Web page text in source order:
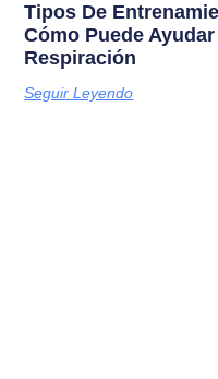
Tipos De
Cómo Puede
Respiración
Seguir Leyendo